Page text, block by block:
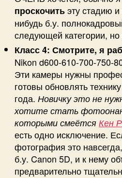
проскочитьэту стадию и
нибудь б.у.
следующей категории,
Класс 4: Смотрите, я
Nikon d600-610-700-750-
Эти камеры нужны
готовы обновлять
года. Новичку это не
хотите стать
которыми смеётся Кен
есть одно исключение.
фотография это
б.у. Canon 5D, и к нему
предварительно